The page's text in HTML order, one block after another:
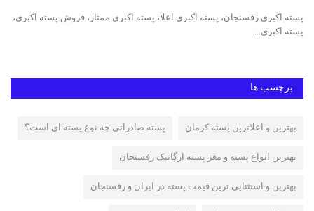
پسته اکبری رفسنجان، پسته اکبری اعلا، پسته اکبری ممتاز، فروش پسته اکبری،
پسته اکبری...
برچسب ها
بهترین و اعلاترین پسته کرمان پسته صادراتی چه نوع پسته ای است؟
بهترین انواع پسته و مغز پسته ارگانیک رفسنجان
بهترین و استثنایی ترین قیمت پسته در ایران و رفسنجان